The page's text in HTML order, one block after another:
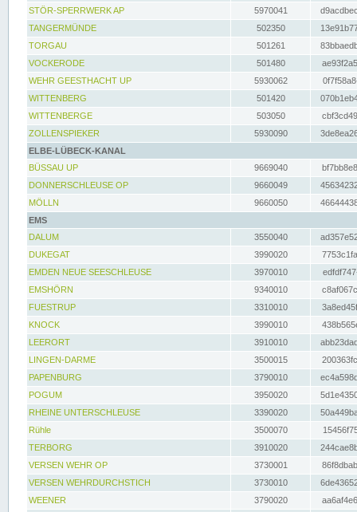
STÖR-SPERRWERK AP 5970041
TANGERMÜNDE
502350
TORGAU
501261
VOCKERODE
501480
WEHR GEESTHACHT UP
5930062
WITTENBERG
501420
WITTENBERGE
503050
ZOLLENSPIEKER
5930090
ELBE-LÜBECK-KANAL
BÜSSAU UP
9669040
DONNERSCHLEUSE OP
9660049
MÖLLN
9660050
EMS
DALUM
3550040
DUKEGAT
3990020
EMDEN NEUE SEESCHLEUSE
3970010
EMSHÖRN
9340010
FUESTRUP
3310010
KNOCK
3990010
LEERORT
3910010
LINGEN-DARME
3500015
PAPENBURG
3790010
POGUM
3950020
RHEINE UNTERSCHLEUSE
3390020
Rühle
3500070
TERBORG
3910020
VERSEN WEHR OP
3730001
VERSEN WEHRDURCHSTICH
3730010
WEENER
3790020